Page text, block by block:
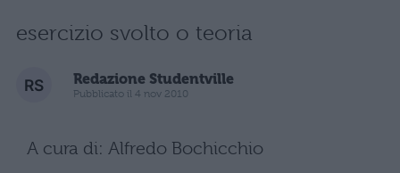
esercizio svolto o teoria
Redazione Studentville
Pubblicato il 4 nov 2010
A cura di: Alfredo Bochicchio